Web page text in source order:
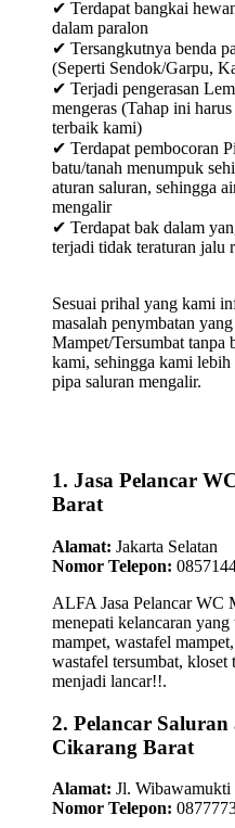
✔ Terdapat bangkai
dalam paralon
✔ Tersangkutnya benda
(Seperti Sendok/Garpu,
✔ Terjadi pengerasan
mengeras (Tahap ini
terbaik kami)
✔ Terdapat pembocoran
batu/tanah menumpuk
aturan saluran, sehingga
mengalir
✔ Terdapat bak dalam
terjadi tidak teraturan jalu
Sesuai prihal yang kami
masalah penymbatan
Mampet/Tersumbat tanpa
kami, sehingga kami
pipa saluran mengalir.
1. Jasa Pelancar
Barat
Alamat: Jakarta Selatan
Nomor Telepon:
ALFA Jasa Pelancar WC
menepati kelancaran
mampet, wastafel
wastafel tersumbat,
menjadi lancar!!.
2. Pelancar
Cikarang Barat
Alamat: Jl.
Nomor Telepon: